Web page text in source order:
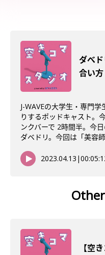
ダべ
合い方
J-WAVEの大学生・専門
りするポッドキャスト。
ンクバーで 2時間半。今
ダベドリ。今回は「美容
2023.04.13 |
【空